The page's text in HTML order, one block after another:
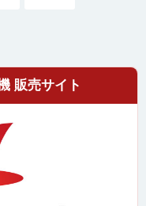
販売サイト